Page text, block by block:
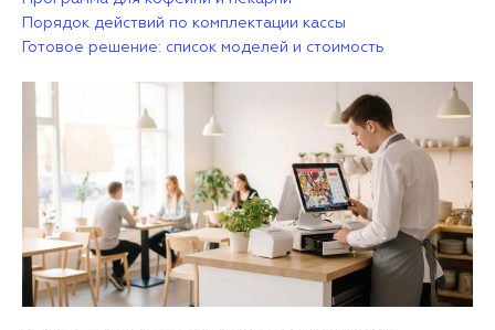
Порядок действий по комплектации кассы
Готовое решение: список моделей и стоимость